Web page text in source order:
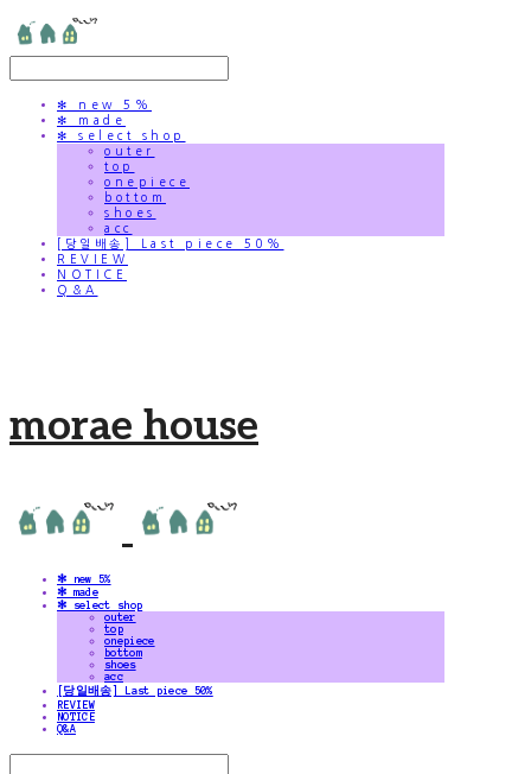
✻ new 5%
✻ made
✻ select shop
outer
top
onepiece
bottom
shoes
acc
[당일배송] Last piece 50%
REVIEW
NOTICE
Q&A
morae house
✻ new 5%
✻ made
✻ select shop
outer
top
onepiece
bottom
shoes
acc
[당일배송] Last piece 50%
REVIEW
NOTICE
Q&A